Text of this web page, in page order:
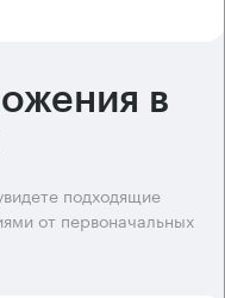
в
подходящие
от первоначальных